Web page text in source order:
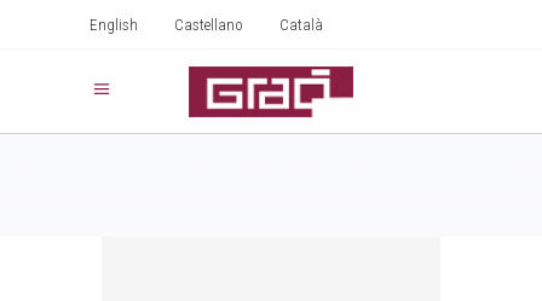
English Castellano Català